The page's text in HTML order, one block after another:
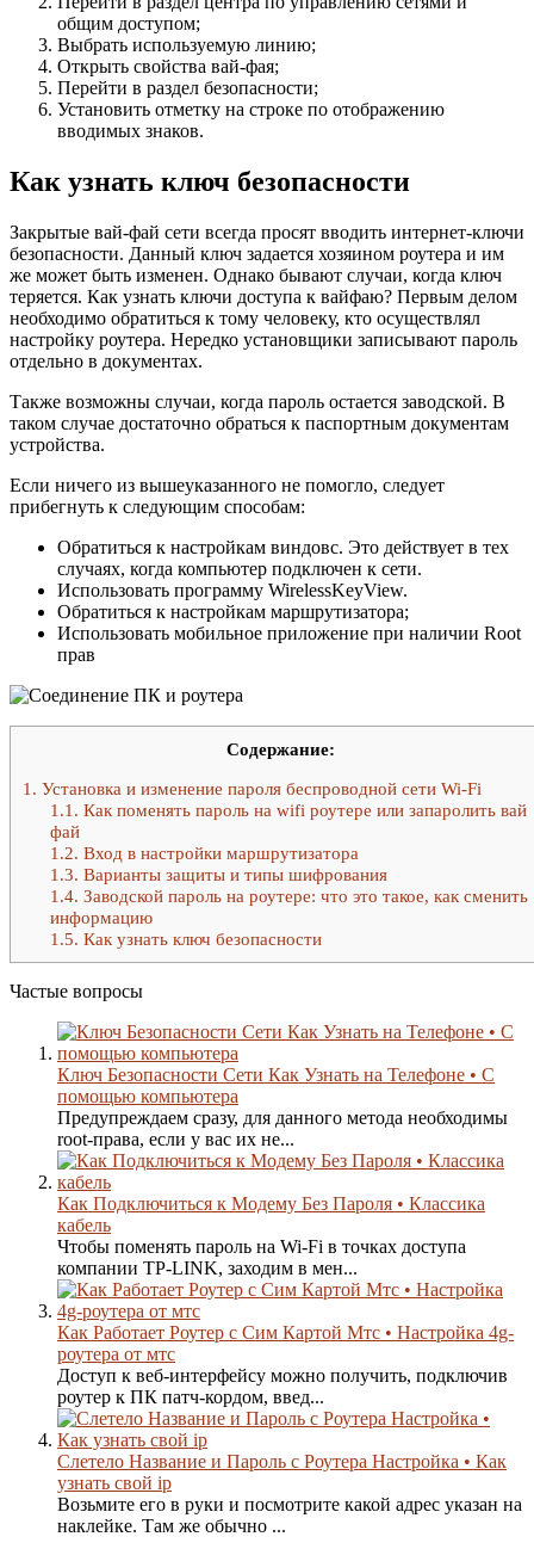
общим доступом;
Выбрать используемую линию;
Открыть свойства вай-фая;
Перейти в раздел безопасности;
Установить отметку на строке по отображению
вводимых знаков.
Как узнать ключ безопасности
Закрытые вай-фай сети всегда просят вводить интернет-ключи
безопасности. Данный ключ задается хозяином роутера и им
же может быть изменен. Однако бывают случаи, когда ключ
теряется. Как узнать ключи доступа к вайфаю? Первым делом
необходимо обратиться к тому человеку, кто осуществлял
настройку роутера. Нередко установщики записывают пароль
отдельно в документах.
Также возможны случаи, когда пароль остается заводской. В
таком случае достаточно обраться к паспортным документам
устройства.
Если ничего из вышеуказанного не помогло, следует
прибегнуть к следующим способам:
Обратиться к настройкам виндовс. Это действует в тех
случаях, когда компьютер подключен к сети.
Использовать программу WirelessKeyView.
Обратиться к настройкам маршрутизатора;
Использовать мобильное приложение при наличии Root
прав
Содержание:
1. Установка и изменение пароля беспроводной сети Wi-Fi
1.1. Как поменять пароль на wifi роутере или запаролить вай
фай
1.2. Вход в настройки маршрутизатора
1.3. Варианты защиты и типы шифрования
1.4. Заводской пароль на роутере: что это такое, как сменить
информацию
1.5. Как узнать ключ безопасности
Частые вопросы
Ключ Безопасности Сети Как Узнать на Телефоне • С
помощью компьютера
Предупреждаем сразу, для данного метода необходимы
root-права, если у вас их не...
Как Подключиться к Модему Без Пароля • Классика
кабель
Чтобы поменять пароль на Wi-Fi в точках доступа
компании TP-LINK, заходим в мен...
Как Работает Роутер с Сим Картой Мтс • Настройка 4g-
роутера от мтс
Доступ к веб-интерфейсу можно получить, подключив
роутер к ПК патч-кордом, введ...
Слетело Название и Пароль с Роутера Настройка • Как
узнать свой ip
Возьмите его в руки и посмотрите какой адрес указан на
наклейке. Там же обычно ...